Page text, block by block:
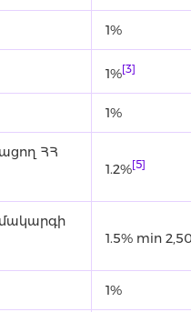
1%
1%[3]
1%
ՀՀ
1.2%[5]
1.5% min
1%